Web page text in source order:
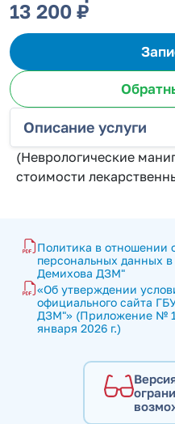
13 200 ₽
Описание услуги
(Неврологические
стоимости
Политика в отношении
персональных данных
Демихова ДЗМ"
«Об утверждении
официального сайта
ДЗМ"» (Приложение №
января 2026 г.)